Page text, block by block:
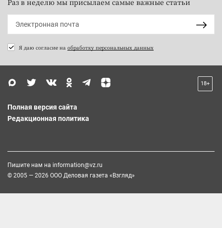
Я даю согласие на обработку персональных данных
18+
Полная версия сайта
Редакционная политика
Пишите нам на information@vz.ru
© 2005 — 2026 ООО Деловая газета «Взгляд»